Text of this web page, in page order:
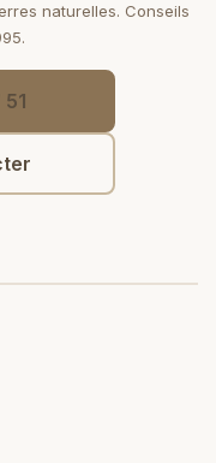
naturelles. Conseils